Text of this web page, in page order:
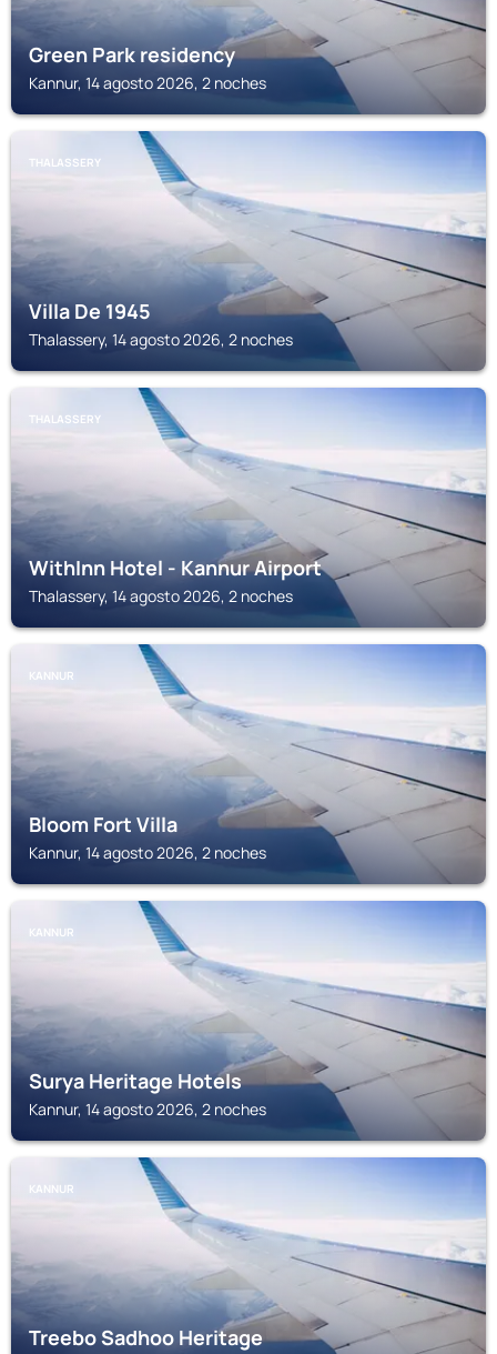
Green Park residency
Kannur, 14 agosto 2026, 2 noches
THALASSERY
Villa De 1945
Thalassery, 14 agosto 2026, 2 noches
THALASSERY
WithInn Hotel - Kannur Airport
Thalassery, 14 agosto 2026, 2 noches
KANNUR
Bloom Fort Villa
Kannur, 14 agosto 2026, 2 noches
KANNUR
Surya Heritage Hotels
Kannur, 14 agosto 2026, 2 noches
KANNUR
Treebo Sadhoo Heritage